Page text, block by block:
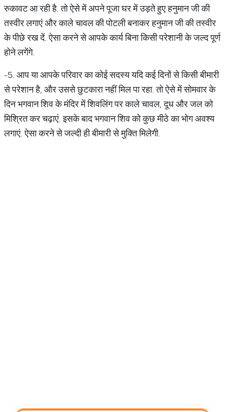
रुकावट आ रही है. तो ऐसे में अपने पूजा घर में उड़ते हुए हनुमान जी की
तस्वीर लगाएं और काले चावल की पोटली बनाकर हनुमान जी की तस्वीर
के पीछे रख दें. ऐसा करने से आपके कार्य बिना किसी परेशानी के जल्द पूर्ण
होने लगेंगे.
-5. आप या आपके परिवार का कोई सदस्य यदि कई दिनों से किसी बीमारी
से परेशान है, और उससे छुटकारा नहीं मिल पा रहा. तो ऐसे में सोमवार के
दिन भगवान शिव के मंदिर में शिवलिंग पर काले चावल, दूध और जल को
मिश्रित कर चढ़ाएं. इसके बाद भगवान शिव को कुछ मीठे का भोग अवश्य
लगाएं. ऐसा करने से जल्दी ही बीमारी से मुक्ति मिलेगी.